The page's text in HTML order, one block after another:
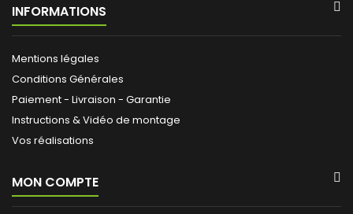
INFORMATIONS
Mentions légales
Conditions Générales
Paiement - Livraison - Garantie
Instructions & Vidéo de montage
Vos réalisations
MON COMPTE